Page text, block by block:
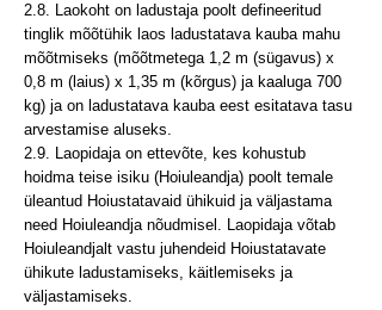
2.8. Laokoht on ladustaja poolt defineeritud
tinglik mõõtühik laos ladustatava kauba mahu
mõõtmiseks (mõõtmetega 1,2 m (sügavus) x
0,8 m (laius) x 1,35 m (kõrgus) ja kaaluga 700
kg) ja on ladustatava kauba eest esitatava tasu
arvestamise aluseks.
2.9. Laopidaja on ettevõte, kes kohustub
hoidma teise isiku (Hoiuleandja) poolt temale
üleantud Hoiustatavaid ühikuid ja väljastama
need Hoiuleandja nõudmisel. Laopidaja võtab
Hoiuleandjalt vastu juhendeid Hoiustatavate
ühikute ladustamiseks, käitlemiseks ja
väljastamiseks.